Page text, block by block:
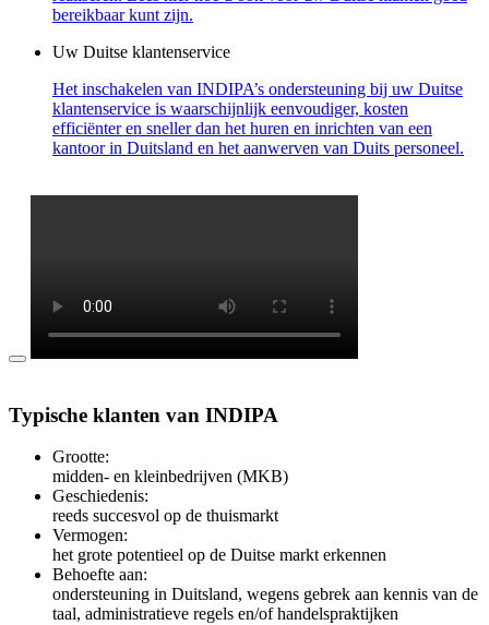
bereikbaar kunt zijn.
Uw Duitse klantenservice
Het inschakelen van INDIPA’s ondersteuning bij uw Duitse
klantenservice is waarschijnlijk eenvoudiger, kosten
efficiënter en sneller dan het huren en inrichten van een
kantoor in Duitsland en het aanwerven van Duits personeel.
Typische klanten van INDIPA
Grootte:
midden- en kleinbedrijven (MKB)
Geschiedenis:
reeds succesvol op de thuismarkt
Vermogen:
het grote potentieel op de Duitse markt erkennen
Behoefte aan:
ondersteuning in Duitsland, wegens gebrek aan kennis van de
taal, administratieve regels en/of handelspraktijken